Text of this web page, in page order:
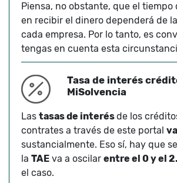
Piensa, no obstante, que el tiempo
en recibir el dinero dependerá de
cada empresa. Por lo tanto, es
tengas en cuenta esta
Tasa de interés
MiSolvencia
Las tasas de interésde los
contrates a través de este portal
sustancialmente. Eso sí, hay que
la TAE va a oscilar entre el 0 y el
el caso.